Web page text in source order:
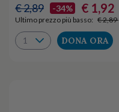
€ 2,89 -34% € 1,92
Ultimo prezzo più basso: € 2,89
DONA ORA